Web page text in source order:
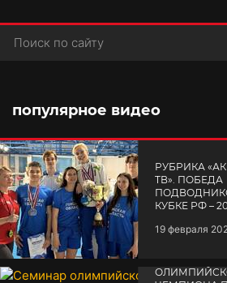
популярное видео
РУБРИКА
TВ». ПОБЕДА
КУБКЕ РФ –
19 февраля